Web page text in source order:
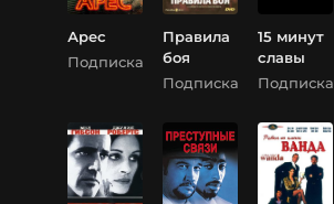
Арес
Подписка
Правила
боя
Подписка
15 минут
славы
Подписка